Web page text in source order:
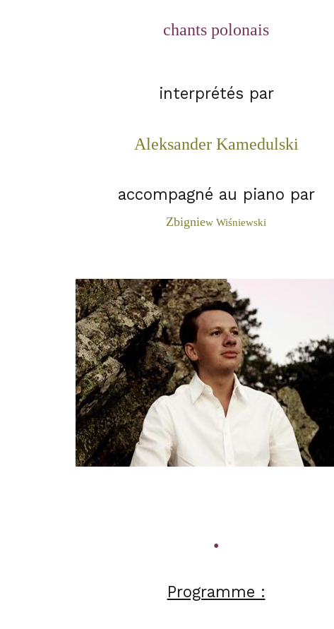
chants polonais
interprétés par
Aleksander Kamedulski
accompagné au piano par
Zbigniew Wiśniewski
•
Programme :